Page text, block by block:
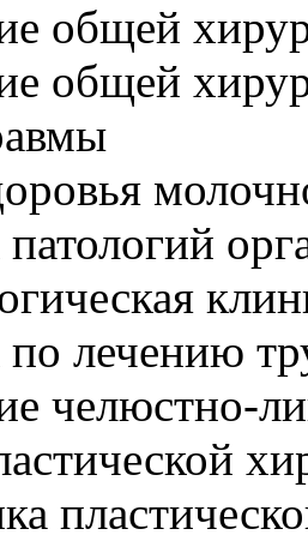
общей
общей
лечению
челюстно-